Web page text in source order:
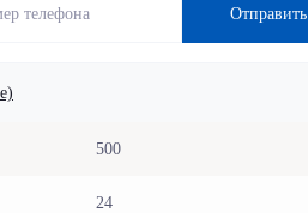
Отправить
500
24